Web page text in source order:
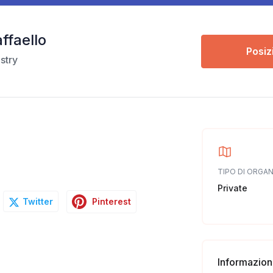
Twitter Pinterest
TIPO DI
Private